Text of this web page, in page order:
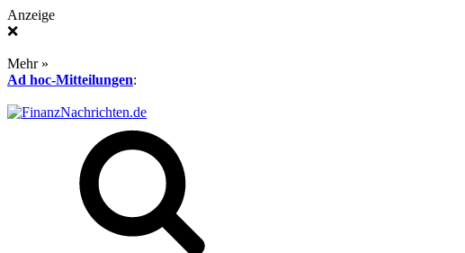
Anzeige
❌
Mehr »
Ad hoc-Mitteilungen: